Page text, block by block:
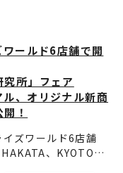
ールド6店舗で開
究所」フェア
、オリジナル新商
！
ズワールド6店舗
、KYOTO、